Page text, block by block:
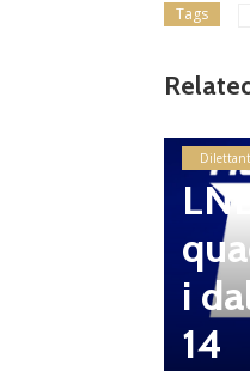
Tags
i
14